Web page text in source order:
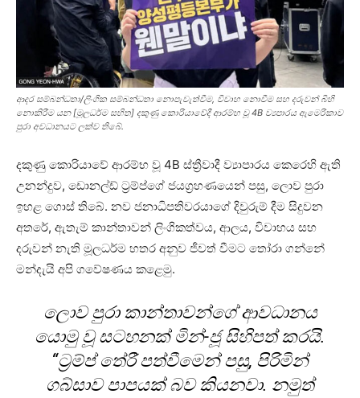
ආදර සම්බන්ධතා/ලිංගික සම්බන්ධතා නොපැවැත්වීම, විවාහ නොවීම සහ දරුවන් බිහි
නොකිරීම යන [මූලධර්ම සහිත] දකුණු කොරියාවේදී ආරම්භ වූ 4B ව්‍යපාරය ඇමෙරිකාව
පුරා අවධානයට ලක්ව තිබේ.
දකුණු කොරියාවේ ආරම්භ වූ 4B ස්ත්‍රීවාදී ව්‍යාපාරය කෙරෙහි ඇති
උනන්දුව, ඩොනල්ඩ් ට්‍රම්ප්ගේ ජයග්‍රහණයෙන් පසු, ලොව පුරා
ඉහළ ගොස් තිබේ. නව ජනාධිපතිවරයාගේ දිවුරුම් දීම සිදුවන
අතරේ, ඇතැම් කාන්තාවන් ලිංගිකත්වය, ආලය, විවාහය සහ
දරුවන් නැති මූලධර්ම හතර අනුව ජීවත් වීමට තෝරා ගන්නේ
මන්දැයි අපි ගවේෂණය කළෙමු.
ලොව පුරා කාන්තාවන්ගේ ආවධානය
යොමු වූ සටහනක් මින්-ජූ සිහිපත් කරයි.
“ට්‍රම්ප් තේරී පත්වීමෙන් පසු, පිරිමින්
ගබ්සාව පාපයක් බව කියනවා. නමුත්